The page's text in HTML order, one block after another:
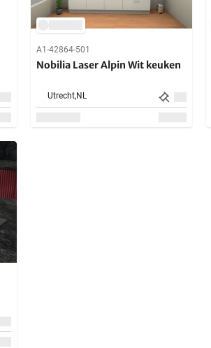
A1-42864-501
Nobilia Laser Alpin Wit keuken
Utrecht,NL